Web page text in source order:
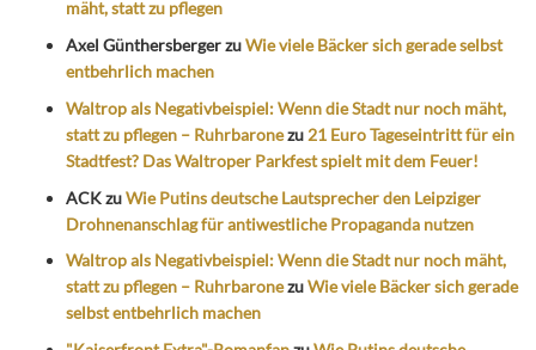
mäht, statt zu pflegen
Axel GünthersbergerzuWie viele Bäcker sich gerade selbst
entbehrlich machen
Waltrop als Negativbeispiel: Wenn die Stadt nur noch mäht,
statt zu pflegen – Ruhrbaronezu 21 Euro Tageseintritt für ein
Stadtfest? Das Waltroper Parkfest spielt mit dem Feuer!
ACKzuWie Putins deutsche Lautsprecher den Leipziger
Drohnenanschlag für antiwestliche Propaganda nutzen
Waltrop als Negativbeispiel: Wenn die Stadt nur noch mäht,
statt zu pflegen – RuhrbaronezuWie viele Bäcker sich gerade
selbst entbehrlich machen